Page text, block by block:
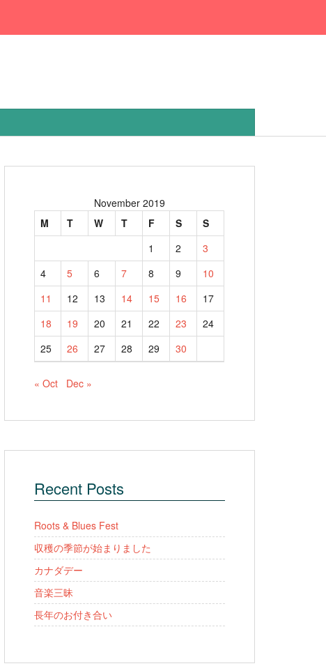
November 2019
M
T W T F S
S
1
2
3
4
5 6 7 8 9
10
11
12 13 14 15 16
17
18
19 20 21 22 23
24
25
26 27 28 29 30
« Oct Dec »
Recent Posts
Roots & Blues Fest
収穫の季節が始まりました
カナダデー
音楽三昧
長年のお付き合い